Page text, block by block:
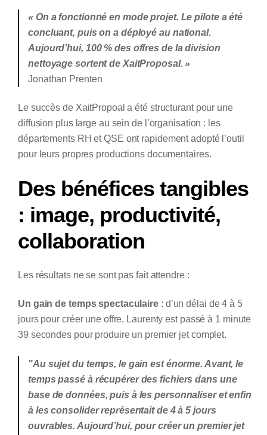
« On a fonctionné en mode projet. Le pilote a été
concluant, puis on a déployé au national.
Aujourd’hui, 100 % des offres de la division
nettoyage sortent de XaitProposal. »
Jonathan Prenten
Le succès de XaitPropoal a été structurant pour une
diffusion plus large au sein de l’organisation : les
départements RH et QSE ont rapidement adopté l’outil
pour leurs propres productions documentaires.
Des bénéfices tangibles
: image, productivité,
collaboration
Les résultats ne se sont pas fait attendre :
Un gain de temps spectaculaire : d’un délai de 4 à 5
jours pour créer une offre, Laurenty est passé à 1 minute
39 secondes pour produire un premier jet complet.
"Au sujet du temps, le gain est énorme. Avant, le
temps passé à récupérer des fichiers dans une
base de données, puis à les personnaliser et enfin
à les consolider représentait de 4 à 5 jours
ouvrables. Aujourd’hui, pour créer un premier jet